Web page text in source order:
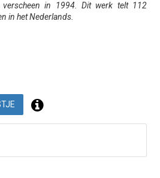
verscheen in 1994. Dit werk telt 112
in het Nederlands.